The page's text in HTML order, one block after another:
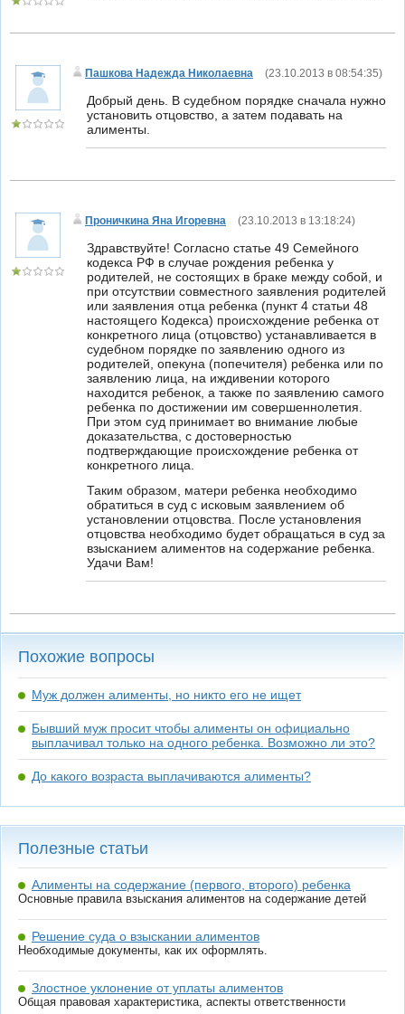
Пашкова Надежда Николаевна (23.10.2013 в 08:54:35)
Добрый день. В судебном порядке сначала нужно
установить отцовство, а затем подавать на
алименты.
Проничкина Яна Игоревна (23.10.2013 в 13:18:24)
Здравствуйте! Согласно статье 49 Семейного
кодекса РФ в случае рождения ребенка у
родителей, не состоящих в браке между собой, и
при отсутствии совместного заявления родителей
или заявления отца ребенка (пункт 4 статьи 48
настоящего Кодекса) происхождение ребенка от
конкретного лица (отцовство) устанавливается в
судебном порядке по заявлению одного из
родителей, опекуна (попечителя) ребенка или по
заявлению лица, на иждивении которого
находится ребенок, а также по заявлению самого
ребенка по достижении им совершеннолетия.
При этом суд принимает во внимание любые
доказательства, с достоверностью
подтверждающие происхождение ребенка от
конкретного лица.
Таким образом, матери ребенка необходимо
обратиться в суд с исковым заявлением об
установлении отцовства. После установления
отцовства необходимо будет обращаться в суд за
взысканием алиментов на содержание ребенка.
Удачи Вам!
Похожие вопросы
Муж должен алименты, но никто его не ищет
Бывший муж просит чтобы алименты он официально
выплачивал только на одного ребенка. Возможно ли это?
До какого возраста выплачиваются алименты?
Полезные статьи
Алименты на содержание (первого, второго) ребенка
Основные правила взыскания алиментов на содержание детей
Решение суда о взыскании алиментов
Необходимые документы, как их оформлять.
Злостное уклонение от уплаты алиментов
Общая правовая характеристика, аспекты ответственности